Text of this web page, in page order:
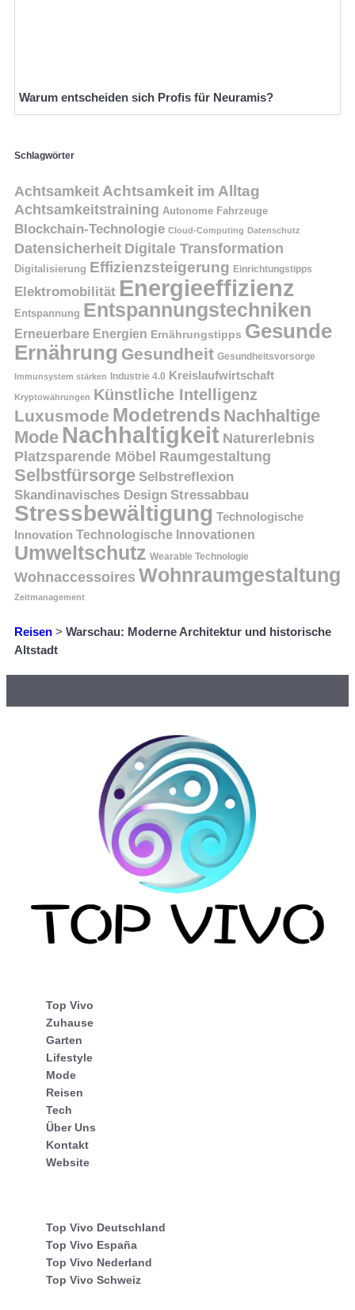
Warum entscheiden sich Profis für Neuramis?
Schlagwörter
AchtsamkeitAchtsamkeit im Alltag
Achtsamkeitstraining Autonome Fahrzeuge
Blockchain-Technologie Cloud-Computing Datenschutz
Datensicherheit Digitale Transformation
Digitalisierung Effizienzsteigerung Einrichtungstipps
Elektromobilität Energieeffizienz
Entspannung Entspannungstechniken
Erneuerbare Energien Ernährungstipps Gesunde
Ernährung Gesundheit Gesundheitsvorsorge
Immunsystem stärken Industrie 4.0 Kreislaufwirtschaft
Kryptowährungen Künstliche Intelligenz
Luxusmode Modetrends Nachhaltige
Mode Nachhaltigkeit Naturerlebnis
Platzsparende Möbel Raumgestaltung
Selbstfürsorge Selbstreflexion
Skandinavisches Design Stressabbau
Stressbewältigung Technologische
Innovation Technologische Innovationen
Umweltschutz Wearable Technologie
Wohnaccessoires Wohnraumgestaltung
Zeitmanagement
Reisen > Warschau: Moderne Architektur und historische
Altstadt
Top Vivo
Zuhause
Garten
Lifestyle
Mode
Reisen
Tech
Über Uns
Kontakt
Website
Top Vivo Deutschland
Top Vivo España
Top Vivo Nederland
Top Vivo Schweiz